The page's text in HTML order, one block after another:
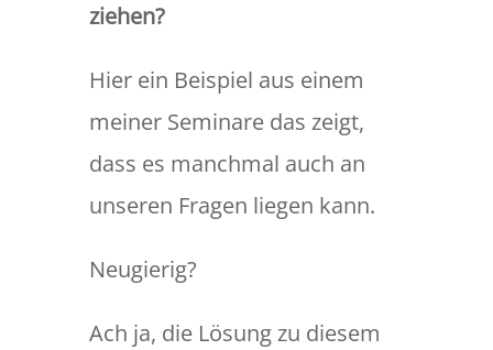
ziehen?
Hier ein Beispiel aus einem
meiner Seminare das zeigt,
dass es manchmal auch an
unseren Fragen liegen kann.
Neugierig?
Ach ja, die Lösung zu diesem